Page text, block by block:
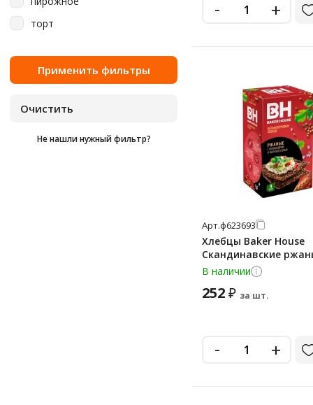
семена
семена подсолнечника
соль
травы
торт
Не нашли нужный фильтр?
- +
Арт.ф623693
Хлебцы Baker House
Скандинавские
В наличии
252₽ за шт.
- +